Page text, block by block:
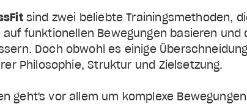
sind zwei beliebte Trainingsmethoden,
funktionellen Bewegungen basieren und
Doch obwohl es einige
Philosophie, Struktur und Zielsetzung.
geht's vor allem um komplexe